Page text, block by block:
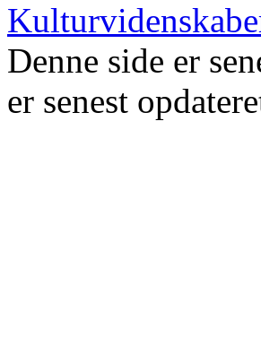
Denne side er
er senest